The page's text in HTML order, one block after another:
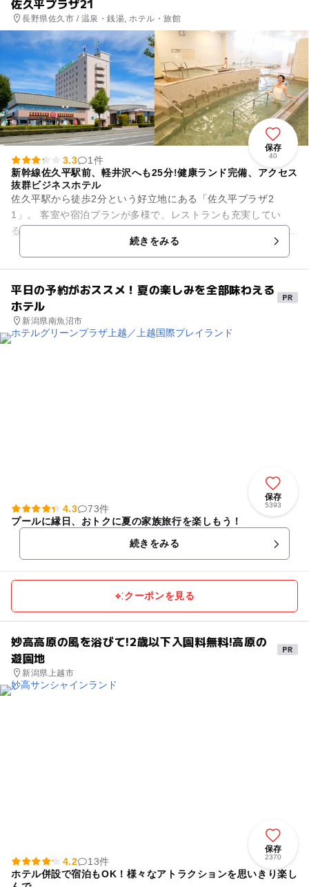
長野県佐久市 / 温泉・銭湯, ホテル・旅館
保存
40
3.3
1件
新幹線佐久平駅前、軽井沢へも25分!健康ランド完備、アクセス
抜群ビジネスホテル
佐久平駅から徒歩2分という好立地にある「佐久平プラザ2
1」。 客室や宿泊プランが多様で、レストランも充実してい
る、お子様連れにもやさしいホテルです。 併設の健康ランドに
続きをみる
平日の予約がおススメ！夏の楽しみを全部味わえる
ホテル
新潟県南魚沼市
保存
5393
4.3
73件
プールに縁日、おトクに夏の家族旅行を楽しもう！
続きをみる
クーポンを見る
妙高高原の風を浴びて!2歳以下入園料無料!高原の
遊園地
新潟県上越市
保存
2370
4.2
13件
ホテル併設で宿泊もOK！様々なアトラクションを思いきり楽し